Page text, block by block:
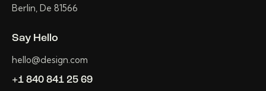
Berlin, De 81566
Say Hello
hello@design.com
+1 840 841 25 69